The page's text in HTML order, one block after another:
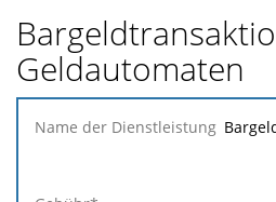
Geldautomaten
Name der